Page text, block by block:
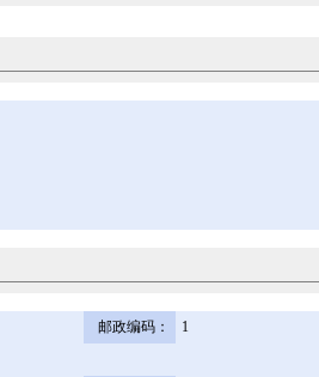
邮政编码：
1